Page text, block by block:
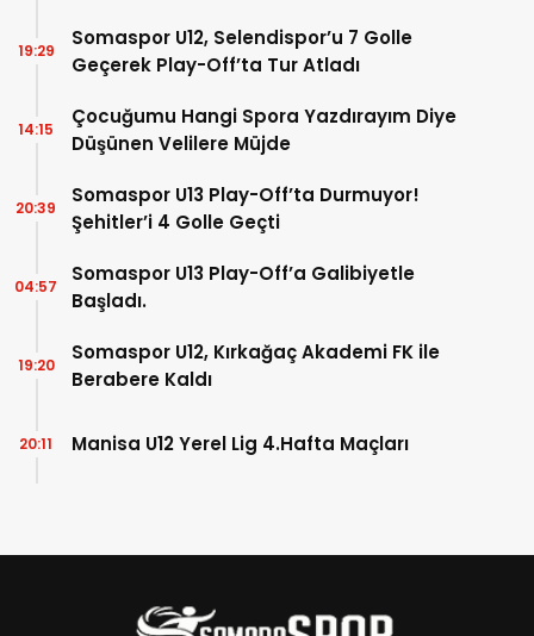
Somaspor U12, Selendispor’u 7 Golle
Geçerek Play-Off’ta Tur Atladı
19:29
Çocuğumu Hangi Spora Yazdırayım Diye
Düşünen Velilere Müjde
14:15
Somaspor U13 Play-Off’ta Durmuyor!
Şehitler’i 4 Golle Geçti
20:39
Somaspor U13 Play-Off’a Galibiyetle
Başladı.
04:57
Somaspor U12, Kırkağaç Akademi FK ile
Berabere Kaldı
19:20
Manisa U12 Yerel Lig 4.Hafta Maçları
20:11